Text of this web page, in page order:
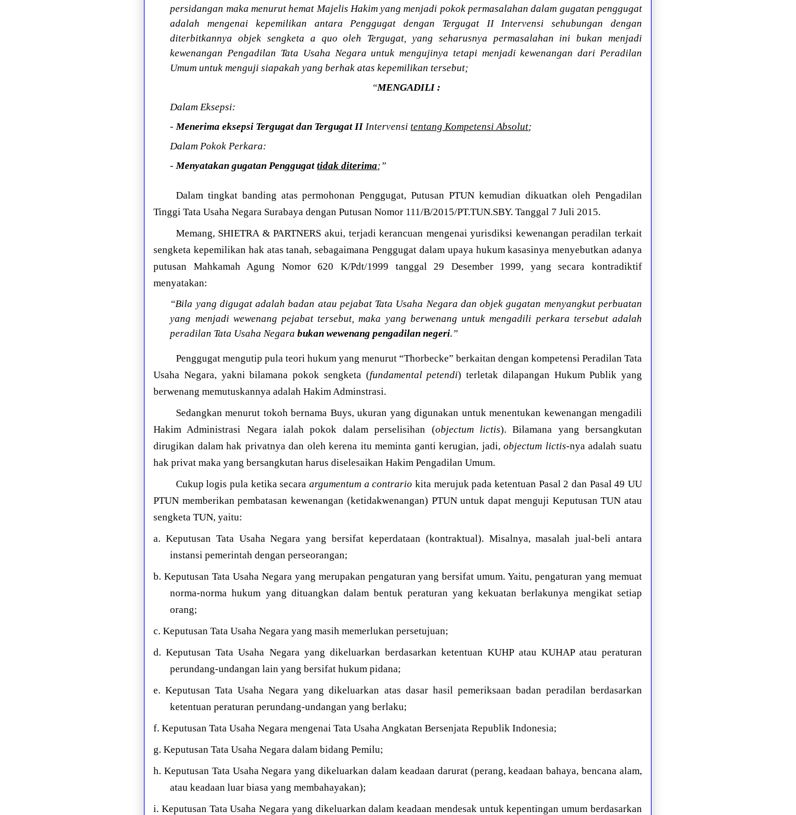
persidangan maka menurut hemat Majelis Hakim yang menjadi pokok permasalahan dalam gugatan penggugat
adalah mengenai kepemilikan antara Penggugat dengan Tergugat II Intervensi sehubungan dengan
diterbitkannya objek sengketa a quo oleh Tergugat, yang seharusnya permasalahan ini bukan menjadi
kewenangan Pengadilan Tata Usaha Negara untuk mengujinya tetapi menjadi kewenangan dari Peradilan
Umum untuk menguji siapakah yang berhak atas kepemilikan tersebut;
“MENGADILI :
Dalam Eksepsi:
- Menerima eksepsi Tergugat dan Tergugat II Intervensitentang Kompetensi Absolut;
Dalam Pokok Perkara:
- Menyatakan gugatan Penggugattidak diterima;”
Dalam tingkat banding atas permohonan Penggugat, Putusan PTUN kemudian dikuatkan oleh Pengadilan
Tinggi Tata Usaha Negara Surabaya dengan Putusan Nomor 111/B/2015/PT.TUN.SBY. Tanggal 7 Juli 2015.
Memang, SHIETRA & PARTNERS akui, terjadi kerancuan mengenai yurisdiksi kewenangan peradilan terkait
sengketa kepemilikan hak atas tanah, sebagaimana Penggugat dalam upaya hukum kasasinya menyebutkan adanya
putusan Mahkamah Agung Nomor 620 K/Pdt/1999 tanggal 29 Desember 1999, yang secara kontradiktif
menyatakan:
“Bila yang digugat adalah badan atau pejabat Tata Usaha Negara dan objek gugatan menyangkut perbuatan
yang menjadi wewenang pejabat tersebut, maka yang berwenang untuk mengadili perkara tersebut adalah
peradilan Tata Usaha Negarabukan wewenang pengadilan negeri.”
Penggugat mengutip pula teori hukum yang menurut “Thorbecke” berkaitan dengan kompetensi Peradilan Tata
Usaha Negara, yakni bilamana pokok sengketa (fundamental petendi) terletak dilapangan Hukum Publik yang
berwenang memutuskannya adalah Hakim Adminstrasi.
Sedangkan menurut tokoh bernama Buys, ukuran yang digunakan untuk menentukan kewenangan mengadili
Hakim Administrasi Negara ialah pokok dalam perselisihan (objectum lictis). Bilamana yang bersangkutan
dirugikan dalam hak privatnya dan oleh kerena itu meminta ganti kerugian, jadi,objectum lictis-nya adalah suatu
hak privat maka yang bersangkutan harus diselesaikan Hakim Pengadilan Umum.
Cukup logis pula ketika secaraargumentum a contrario kita merujuk pada ketentuan Pasal 2 dan Pasal 49 UU
PTUN memberikan pembatasan kewenangan (ketidakwenangan) PTUN untuk dapat menguji Keputusan TUN atau
sengketa TUN, yaitu:
a. Keputusan Tata Usaha Negara yang bersifat keperdataan (kontraktual). Misalnya, masalah jual-beli antara
instansi pemerintah dengan perseorangan;
b. Keputusan Tata Usaha Negara yang merupakan pengaturan yang bersifat umum. Yaitu, pengaturan yang memuat
norma-norma hukum yang dituangkan dalam bentuk peraturan yang kekuatan berlakunya mengikat setiap
orang;
c. Keputusan Tata Usaha Negara yang masih memerlukan persetujuan;
d. Keputusan Tata Usaha Negara yang dikeluarkan berdasarkan ketentuan KUHP atau KUHAP atau peraturan
perundang-undangan lain yang bersifat hukum pidana;
e. Keputusan Tata Usaha Negara yang dikeluarkan atas dasar hasil pemeriksaan badan peradilan berdasarkan
ketentuan peraturan perundang-undangan yang berlaku;
f. Keputusan Tata Usaha Negara mengenai Tata Usaha Angkatan Bersenjata Republik Indonesia;
g. Keputusan Tata Usaha Negara dalam bidang Pemilu;
h. Keputusan Tata Usaha Negara yang dikeluarkan dalam keadaan darurat (perang, keadaan bahaya, bencana alam,
atau keadaan luar biasa yang membahayakan);
i. Keputusan Tata Usaha Negara yang dikeluarkan dalam keadaan mendesak untuk kepentingan umum berdasarkan